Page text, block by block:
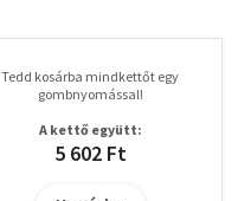
Tedd kosárba mindkettőt egy
gombnyomással!
A kettő együtt:
5 602 Ft